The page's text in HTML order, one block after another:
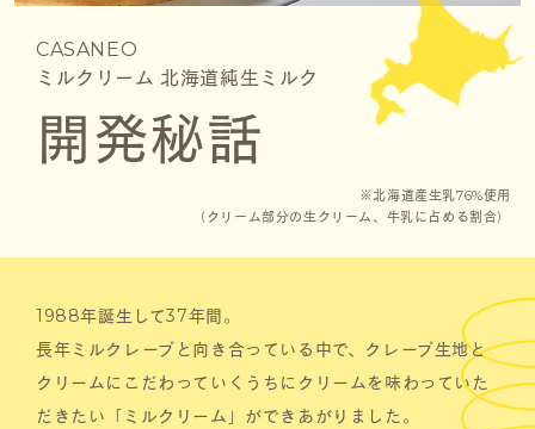
CASANEO
ミルクリーム 北海道純生ミルク
開発秘話
※北海道産生乳76%使用
（クリーム部分の生クリーム、牛乳に占める割合）
1988年誕生して37年間。
長年ミルクレープと向き合っている中で、 クレープ生地と
クリームにこだわっていくうちに クリームを味わっていた
だきたい「ミルクリーム」ができあがりました。